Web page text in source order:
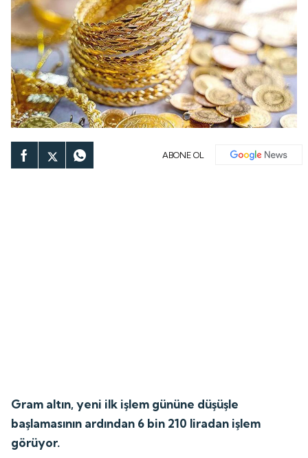
ABONE OL
Gram altın, yeni ilk işlem gününe düşüşle
başlamasının ardından 6 bin 210 liradan işlem
görüyor.